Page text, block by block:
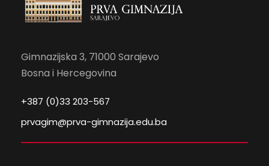
Gimnazijska 3, 71000 Sarajevo
Bosna i Hercegovina
+387 (0)33 203-567
prvagim@prva-gimnazija.edu.ba